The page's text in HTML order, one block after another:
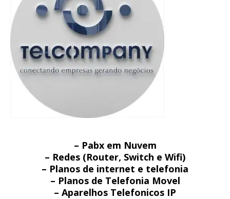
– Pabx em Nuvem
– Redes (Router, Switch e Wifi)
– Planos de internet e telefonia
– Planos de Telefonia Movel
– Aparelhos Telefonicos IP